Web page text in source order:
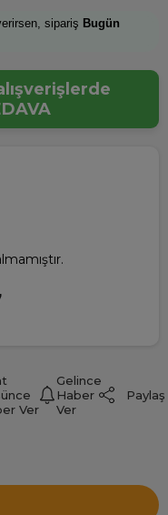
sipariş Bugün
Ver
Gelince
Haber
Ver
Paylaş